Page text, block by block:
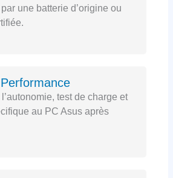
une batterie d’origine ou
test de charge et
au PC Asus après